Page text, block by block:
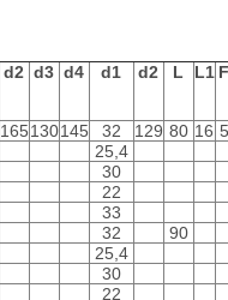
d2 d3 d4 d1 d2 L L1
165130145 32 129 80 16 5
25,4
30
22
33
32
90
25,4
30
22